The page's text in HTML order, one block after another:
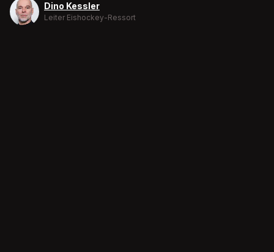
Dino Kessler
Leiter Eishockey-Ressort